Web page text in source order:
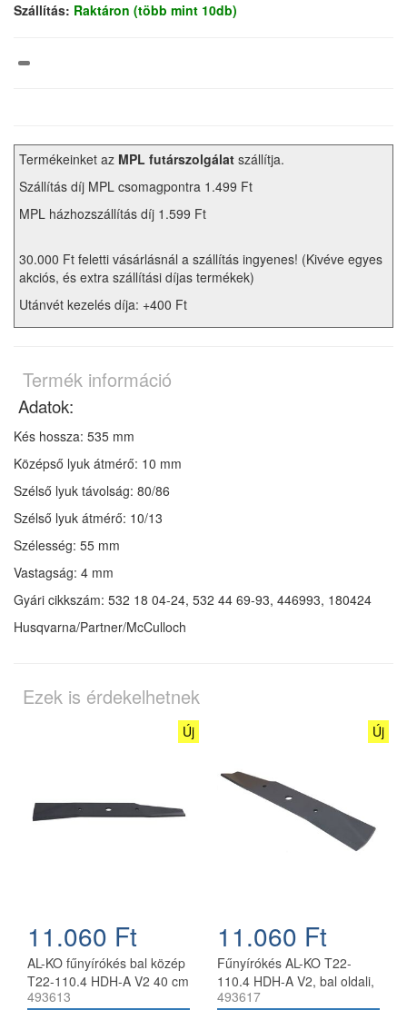
Szállítás: Raktáron (több mint 10db)
Termékeinket az MPL futárszolgálat szállítja.
Szállítás díj MPL csomagpontra 1.499 Ft
MPL házhozszállítás díj 1.599 Ft
30.000 Ft feletti vásárlásnál a szállítás ingyenes! (Kivéve egyes
akciós, és extra szállítási díjas termékek)
Utánvét kezelés díja: +400 Ft
Termék információ
Adatok:
Kés hossza: 535 mm
Középső lyuk átmérő: 10 mm
Szélső lyuk távolság: 80/86
Szélső lyuk átmérő: 10/13
Szélesség: 55 mm
Vastagság: 4 mm
Gyári cikkszám: 532 18 04-24, 532 44 69-93, 446993, 180424
Husqvarna/Partner/McCulloch
Ezek is érdekelhetnek
Új
11.060 Ft
AL-KO fűnyírókés bal közép
T22-110.4 HDH-A V2 40 cm
493613
Új
11.060 Ft
Fűnyírókés AL-KO T22-
110.4 HDH-A V2, bal oldali,
40 cm
493617